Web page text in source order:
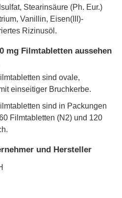
Stearinsäure (Ph. Eur.)
Vanillin, Eisen(III)-
Rizinusöl.
mg Filmtabletten aussehen
sind ovale,
einseitiger Bruchkerbe.
sind in Packungen
Filmtabletten (N2) und 120
und Hersteller